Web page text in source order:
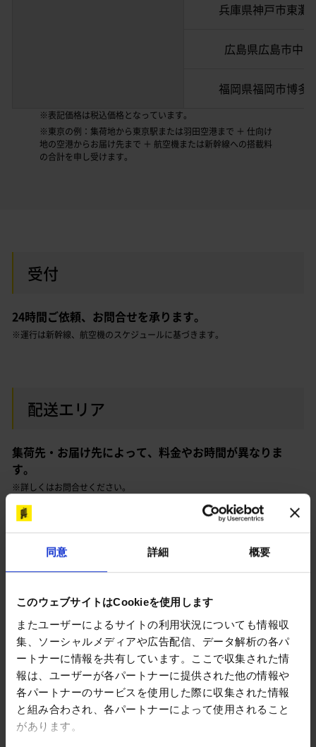
同意 詳細 概要
このウェブサイトはCookieを使用します
またユーザーによるサイトの利用状況についても情報収
集、ソーシャルメディアや広告配信、データ解析の各パ
ートナーに情報を共有しています。ここで収集された情
報は、ユーザーが各パートナーに提供された他の情報や
各パートナーのサービスを使用した際に収集された情報
と組み合わされ、各パートナーによって使用されること
があります。
兵庫県神戸市東灘
広島県広島市中区
福岡県福岡市博多
※表記価格は税込価格となっています。
※東京の例：集荷地から東京駅または羽田空港まで ＋ 仕向け
地の空港からお届け先まで ＋ 航空機または新幹線への搭載料
の合計を申し受けます。
受付
24時間ご依頼、お問合せを承ります。
※運行は新幹線、航空機のスケジュールに基づきます。
配送エリア
集荷先・お届け先によって、料金やお時間が異なりま
す。
※詳しくはお問合せください。
配送時間
お荷物を受け取ってから5 ～ 9時間前後（お届け先により
ます）
※時間指定はできません。
積載制限